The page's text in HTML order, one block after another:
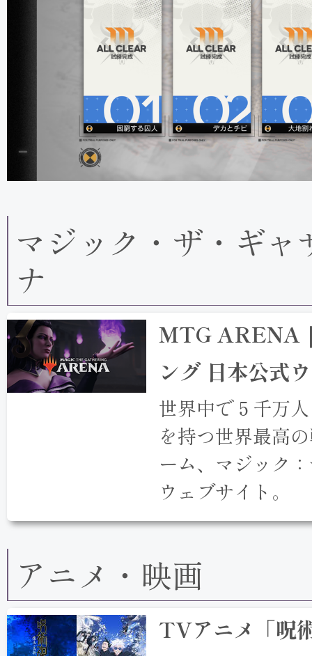
マジック・ザ・ギ
ナ
MTG ARENA
ング 日本公式
世界中で５千万
を持つ世界最高
ーム、マジック
ウェブサイト。
アニメ・映画
TVアニメ「呪